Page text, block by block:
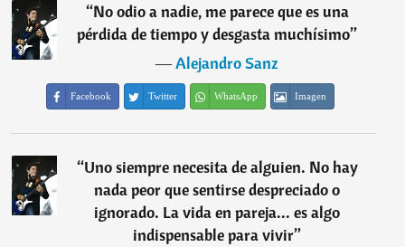
“No odio a nadie, me parece que es una
pérdida de tiempo y desgasta muchísimo”
―Alejandro Sanz
Facebook Twitter WhatsApp Imagen
“Uno siempre necesita de alguien. No hay
nada peor que sentirse despreciado o
ignorado. La vida en pareja... es algo
indispensable para vivir”